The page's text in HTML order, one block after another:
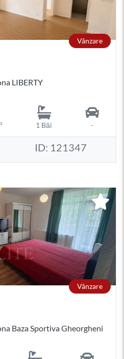
Vânzare
LIBERTY
1 Băi -
ID: 121347
Vânzare
Baza Sportiva Gheorgheni